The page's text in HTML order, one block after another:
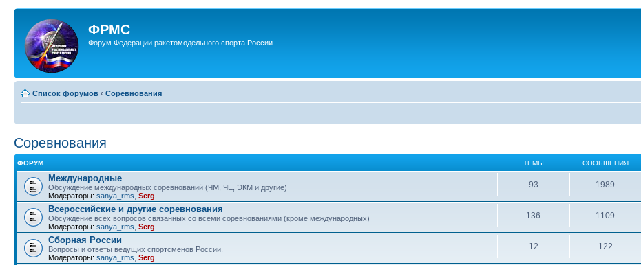
ФРМС
Форум Федерации ракетомодельного спорта России
Список форумов ‹ Соревнования
Соревнования
ФОРУМ ТЕМЫ СООБЩЕНИЯ
Международные
Обсуждение международных соревнований (ЧМ, ЧЕ, ЭКМ и другие)
Модераторы: sanya_rms Serg
93 1989
Всероссийские и другие соревнования
Обсуждение всех вопросов связанных со всеми соревнованиями (кроме международных)
Модераторы: sanya_rms Serg
136 1109
Сборная России
Вопросы и ответы ведущих спортсменов России.
Модераторы: sanya_rms Serg
12 122